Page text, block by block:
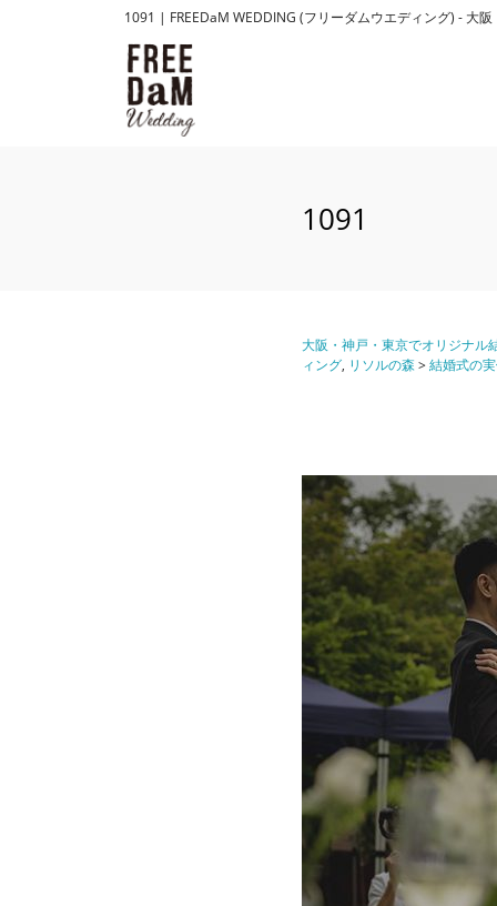
1091 | FREEDaM WEDDING (フリーダムウエディング) - 大
1091
大阪・神戸・東京でオリジナル
ィング, リソルの森>結婚式の